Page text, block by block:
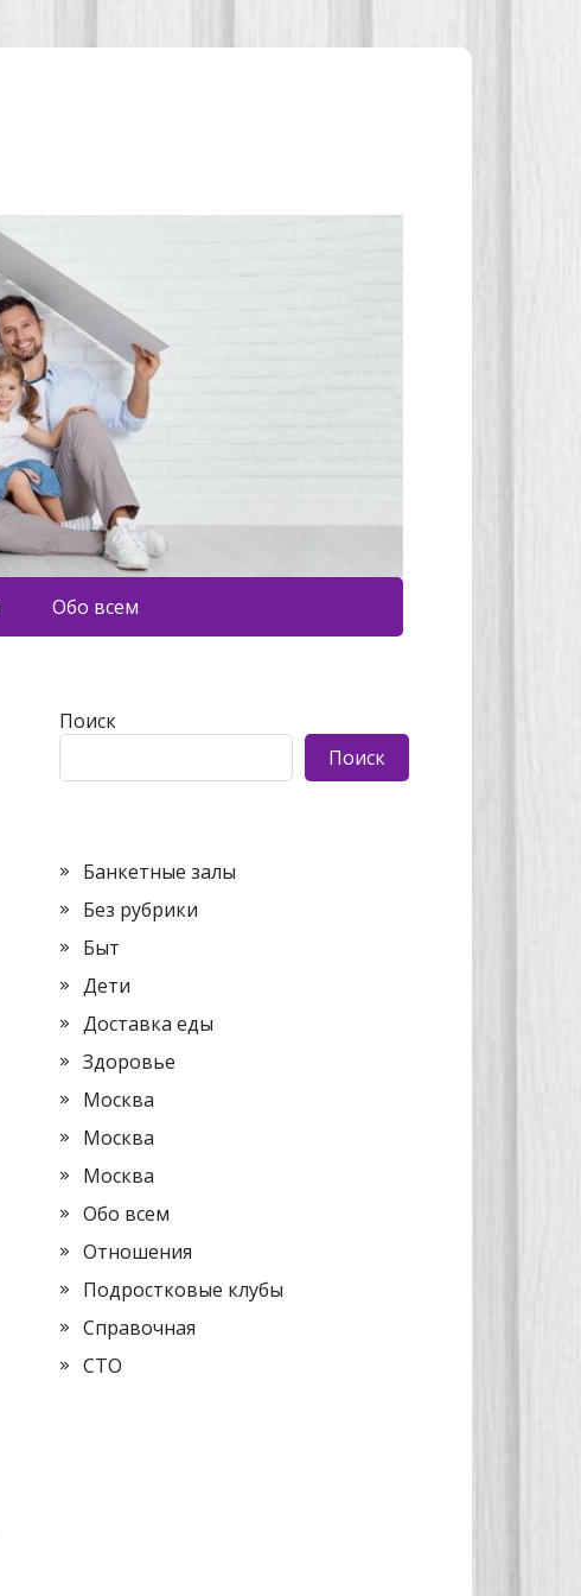
Обо всем
Поиск
Поиск
Банкетные залы
Без рубрики
Быт
Дети
Доставка еды
Здоровье
Москва
Москва
Москва
Обо всем
Отношения
Подростковые клубы
Справочная
СТО